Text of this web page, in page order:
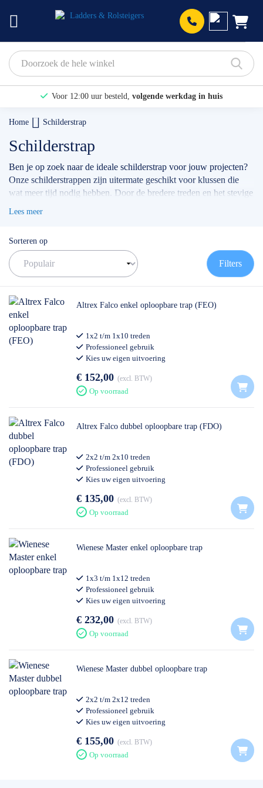
Voor 12:00 uur besteld, volgende werkdag in huis
Home Schilderstrap
Schilderstrap
Ben je op zoek naar de ideale schilderstrap voor jouw projecten?
Onze schilderstrappen zijn uitermate geschikt voor klussen die
wat meer tijd nodig hebben. Door de bredere treden en het stevige
✅Meedenkende klantenservice
✅ Contact:0511- 40 25 64, ofmail
Lees meer
Sorteren op
Filters
Altrex Falco enkel oploopbare trap (FEO)
1x2 t/m 1x10 treden
Professioneel gebruik
Kies uw eigen uitvoering
€ 152,00 excl. BTW
Op voorraad
Altrex Falco dubbel oploopbare trap (FDO)
2x2 t/m 2x10 treden
Professioneel gebruik
Kies uw eigen uitvoering
€ 135,00 excl. BTW
Op voorraad
Wienese Master enkel oploopbare trap
1x3 t/m 1x12 treden
Professioneel gebruik
Kies uw eigen uitvoering
€ 232,00 excl. BTW
Op voorraad
Wienese Master dubbel oploopbare trap
2x2 t/m 2x12 treden
Professioneel gebruik
Kies uw eigen uitvoering
€ 155,00 excl. BTW
Op voorraad